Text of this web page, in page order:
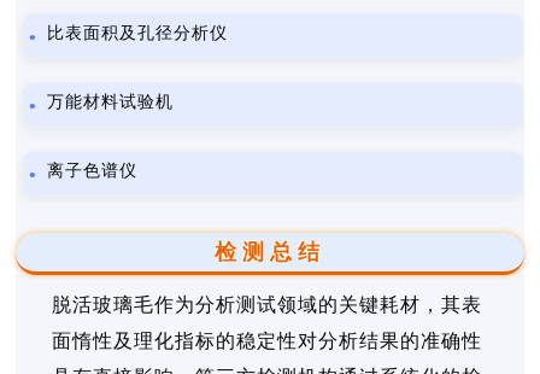
比表面积及孔径分析仪
万能材料试验机
离子色谱仪
检测总结
脱活玻璃毛作为分析测试领域的关键耗材，其表
面惰性及理化指标的稳定性对分析结果的准确性